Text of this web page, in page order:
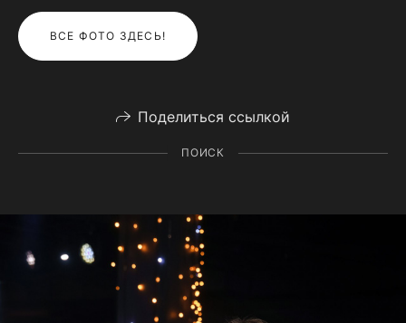
ВСЕ ФОТО ЗДЕСЬ!
Поделиться ссылкой
ПОИСК